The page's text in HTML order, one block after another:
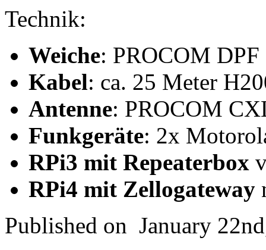
Technik:
Weiche: PROCOM DPF
Kabel: ca. 25 Meter
Antenne: PROCOM
Funkgeräte: 2x
RPi3 mit Repeaterbox
RPi4 mit Zellogateway
Published on January